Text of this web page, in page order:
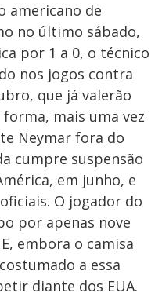
americano de
no último sábado,
por 1 a 0, o técnico
nos jogos contra
que já valerão
mais uma vez
Neymar fora do
cumpre suspensão
em junho, e
O jogador do
por apenas nove
embora o camisa
a essa
diante dos EUA.